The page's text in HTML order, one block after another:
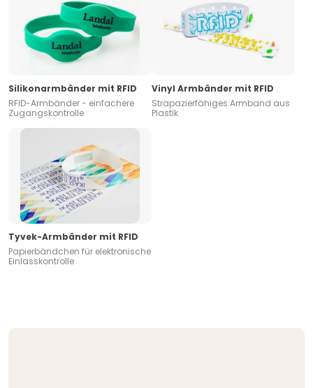
Silikonarmbänder mit RFID
RFID-Armbänder - einfachere
Zugangskontrolle
Vinyl Armbänder mit RFID
Strapazierfähiges Armband aus
Plastik
Tyvek-Armbänder mit RFID
Papierbändchen für elektronische
Einlasskontrolle